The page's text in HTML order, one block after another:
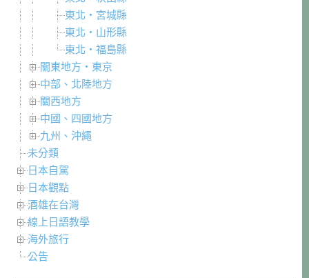
東北・宮城縣
東北・山形縣
東北・福島縣
關東地方・東京
中部、北陸地方
關西地方
中國、四國地方
九州、沖繩
未分類
日本自駕
日本觀點
酒雄在台灣
線上日語教學
海外旅行
公告